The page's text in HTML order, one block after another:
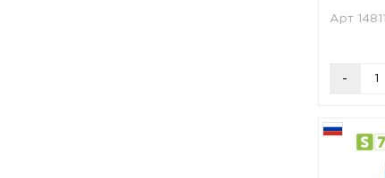
Арт 14811
-